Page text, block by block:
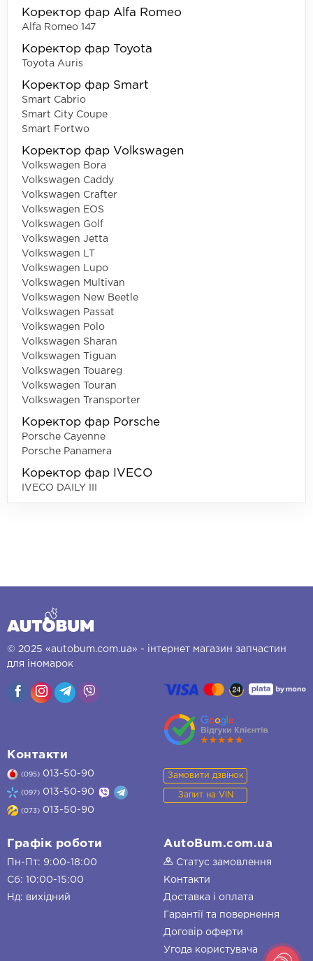
Коректор фар Alfa Romeo
Alfa Romeo 147
Коректор фар Toyota
Toyota Auris
Коректор фар Smart
Smart Cabrio
Smart City Coupe
Smart Fortwo
Коректор фар Volkswagen
Volkswagen Bora
Volkswagen Caddy
Volkswagen Crafter
Volkswagen EOS
Volkswagen Golf
Volkswagen Jetta
Volkswagen LT
Volkswagen Lupo
Volkswagen Multivan
Volkswagen New Beetle
Volkswagen Passat
Volkswagen Polo
Volkswagen Sharan
Volkswagen Tiguan
Volkswagen Touareg
Volkswagen Touran
Volkswagen Transporter
Коректор фар Porsche
Porsche Cayenne
Porsche Panamera
Коректор фар IVECO
IVECO DAILY III
© 2025 «autobum.com.ua» - інтернет магазин запчастин
для іномарок
Контакти
(095) 013-50-90
(097) 013-50-90
(073) 013-50-90
Замовити дзвінок
Запит на VIN
Графік роботи
Пн-Пт: 9:00-18:00
Сб: 10:00-15:00
Нд: вихідний
AutoBum.com.ua
Статус замовлення
Контакти
Доставка і оплата
Гарантії та повернення
Договір оферти
Угода користувача